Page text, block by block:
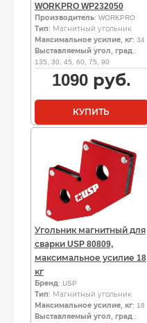
WORKPRO WP232050
Производитель: WORKPRO
Тип: Магнитный угольник
Максимальное усилие, кг: 34
Выставляемый угол, град. :
135, 30, 45, 60, 75, 90
1090руб.
КУПИТЬ
Угольник магнитный для
сварки USP 80809,
максимальное усилие 18
кг
Бренд: USP
Тип: Магнитный угольник
Максимальное усилие, кг: 18
Выставляемый угол, град.: